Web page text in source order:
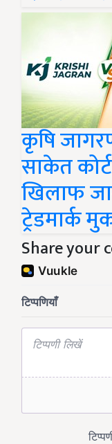
कृषि
साकेत
खिलाफ
ट्रेडमार्क
Share your